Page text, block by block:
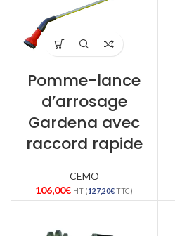
Pomme-lance
d’arrosage
Gardena avec
raccord rapide
CEMO
106,00€ HT (127,20€TTC)